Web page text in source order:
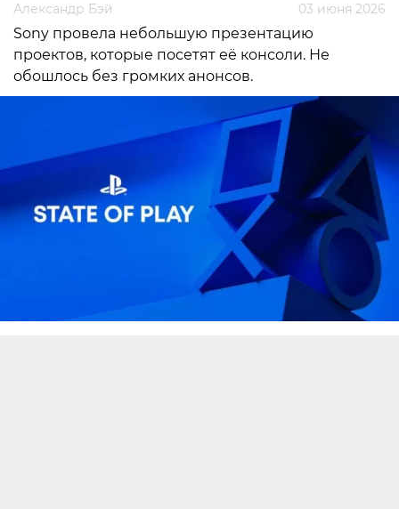
Александр Бэй 03 июня 2026
Sony провела небольшую презентацию
проектов, которые посетят её консоли. Не
обошлось без громких анонсов.